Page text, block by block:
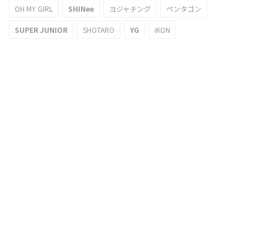
OH MY GIRL SHINee ヨジャチング ペンタゴン
SUPER JUNIOR SHOTARO YG iKON